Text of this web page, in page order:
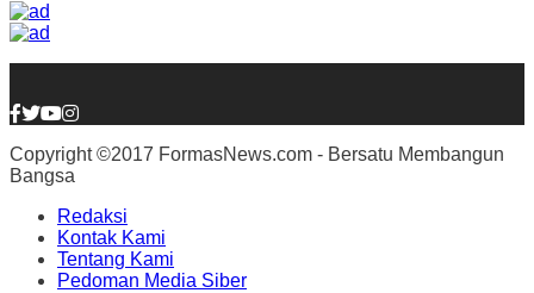
Copyright ©2017 FormasNews.com - Bersatu Membangun
Bangsa
Redaksi
Kontak Kami
Tentang Kami
Pedoman Media Siber